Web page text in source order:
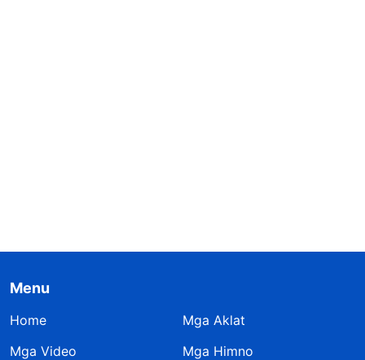
Menu
Home
Mga Aklat
Mga Video
Mga Himno